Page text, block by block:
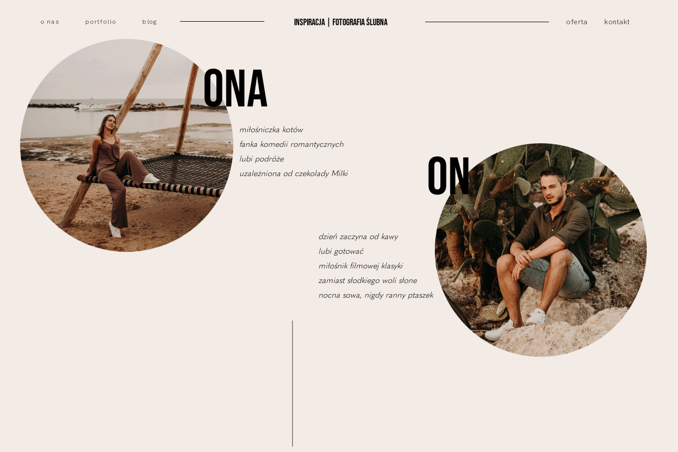
INSPIRACJA | fotografia ślubna
o nas portfolio blog oferta kontakt
ONA
miłośniczka kotów
fanka komedii romantycznych
lubi podróże
uzależniona od czekolady Milki
ON
dzień zaczyna od kawy
lubi gotować
miłośnik filmowej klasyki
zamiast słodkiego woli słone
nocna sowa, nigdy ranny ptaszek